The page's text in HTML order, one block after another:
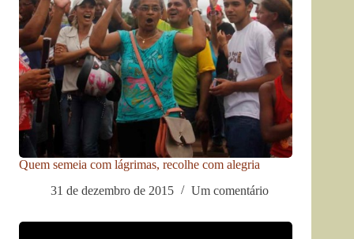
Quem semeia com lágrimas, recolhe com alegria
31 de dezembro de 2015
Um comentário